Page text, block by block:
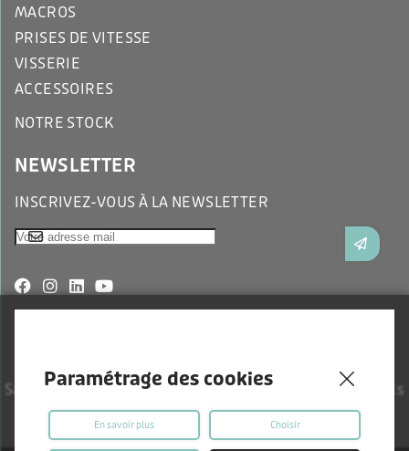
MACROS
PRISES DE VITESSE
VISSERIE
ACCESSOIRES
NOTRE STOCK
NEWSLETTER
INSCRIVEZ-VOUS À LA NEWSLETTER
Volx Holds - Prises d'escalade557 Impasse Les
Saillants, 69380 Chessy Les Mines - © 2026 - Tous droits
réservés
Paramétrage des cookies
En savoir plus Choisir